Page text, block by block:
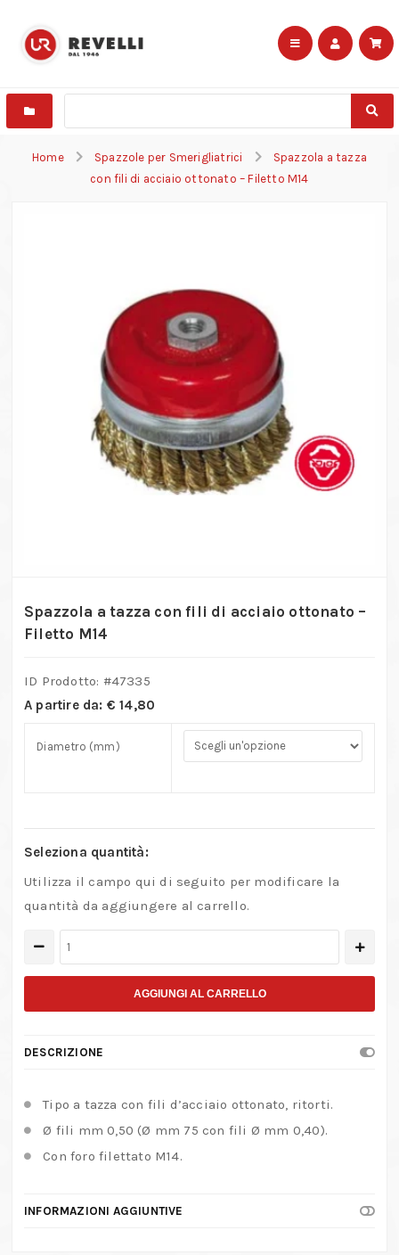
Home Spazzole per Smerigliatrici
Spazzola a tazza
con fili di acciaio ottonato – Filetto M14
Spazzola a tazza con fili di acciaio ottonato –
Filetto M14
ID Prodotto: #47335
A partire da: € 14,80
Diametro (mm)
Seleziona quantità:
Utilizza il campo qui di seguito per modificare la
quantità da aggiungere al carrello.
Spazzola
con
di
ottonato
–
Filetto
quantità
AGGIUNGI AL CARRELLO
DESCRIZIONE
Tipo a tazza con fili d’acciaio ottonato, ritorti.
Ø fili mm 0,50 (Ø mm 75 con fili Ø mm 0,40).
Con foro filettato M14.
INFORMAZIONI AGGIUNTIVE